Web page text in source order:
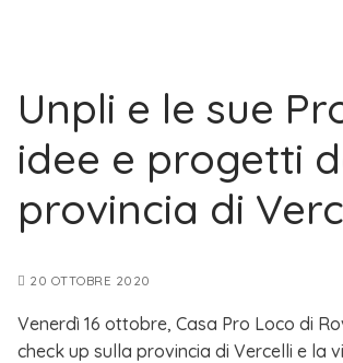
Unpli e le sue
idee e progetti
provincia di
20 OTTOBRE 2020
Venerdì 16 ottobre, Casa Pro Loco di
check up sulla provincia di Vercelli e la